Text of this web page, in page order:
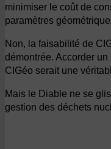
minimiser le coût de
paramètres
Non, la faisabilité de
démontrée. Accorder
CIGéo serait une
Mais le Diable ne se
gestion des déchets